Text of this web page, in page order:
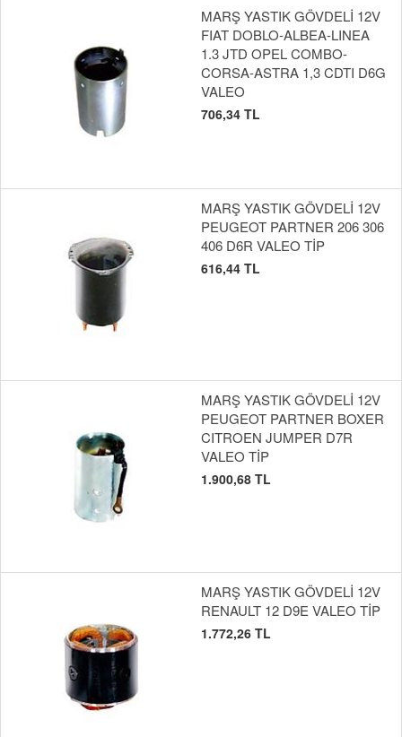
MARŞ YASTIK GÖVDELİ 12V
FIAT DOBLO-ALBEA-LINEA
1.3 JTD OPEL COMBO-
CORSA-ASTRA 1,3 CDTI D6G
VALEO
706,34 TL
MARŞ YASTIK GÖVDELİ 12V
PEUGEOT PARTNER 206 306
406 D6R VALEO TİP
616,44 TL
MARŞ YASTIK GÖVDELİ 12V
PEUGEOT PARTNER BOXER
CITROEN JUMPER D7R
VALEO TİP
1.900,68 TL
MARŞ YASTIK GÖVDELİ 12V
RENAULT 12 D9E VALEO TİP
1.772,26 TL